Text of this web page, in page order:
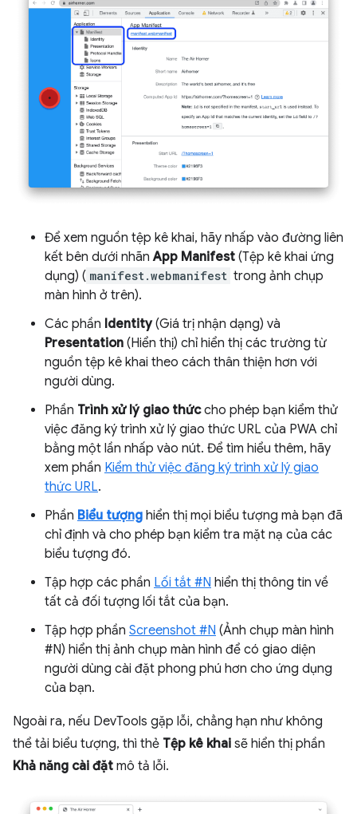
Để xem nguồn tệp kê khai, hãy nhấp vào đường liên
kết bên dưới nhãnApp Manifest (Tệp kê khai ứng
dụng) ( manifest.webmanifest trong ảnh chụp
màn hình ở trên).
Các phần Identity(Giá trị nhận dạng) và
Presentation (Hiển thị) chỉ hiển thị các trường từ
nguồn tệp kê khai theo cách thân thiện hơn với
người dùng.
Phần Trình xử lý giao thứccho phép bạn kiểm thử
việc đăng ký trình xử lý giao thức URL của PWA chỉ
bằng một lần nhấp vào nút. Để tìm hiểu thêm, hãy
xem phần Kiểm thử việc đăng ký trình xử lý giao
thức URL.
Phần Biểu tượng hiển thị mọi biểu tượng mà bạn đã
chỉ định và cho phép bạn kiểm tra mặt nạ của các
biểu tượng đó.
Tập hợp các phần Lối tắt #N hiển thị thông tin về
tất cả đối tượng lối tắt của bạn.
Tập hợp phần Screenshot #N (Ảnh chụp màn hình
#N) hiển thị ảnh chụp màn hình để có giao diện
người dùng cài đặt phong phú hơn cho ứng dụng
của bạn.
Ngoài ra, nếu DevTools gặp lỗi, chẳng hạn như không
thể tải biểu tượng, thì thẻ Tệp kê khai sẽ hiển thị phần
Khả năng cài đặt mô tả lỗi.